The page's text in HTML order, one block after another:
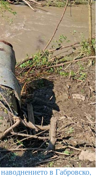
в Габровско,